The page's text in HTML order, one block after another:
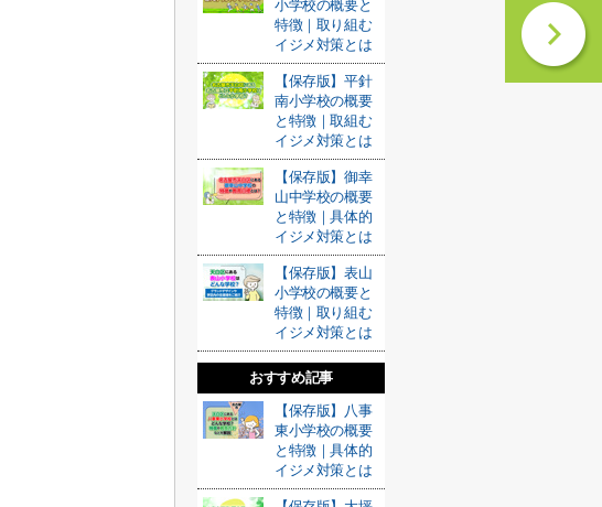
小学校の概要と
特徴｜取り組む
イジメ対策とは
【保存版】平針
南小学校の概要
と特徴｜取組む
イジメ対策とは
【保存版】御幸
山中学校の概要
と特徴｜具体的
イジメ対策とは
【保存版】表山
小学校の概要と
特徴｜取り組む
イジメ対策とは
おすすめ記事
【保存版】八事
東小学校の概要
と特徴｜具体的
イジメ対策とは